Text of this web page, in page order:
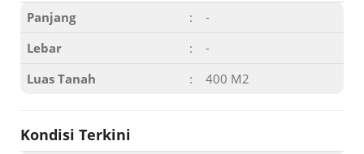
Panjang :
-
Lebar
:
-
Luas Tanah
: 400 M2
Kondisi Terkini